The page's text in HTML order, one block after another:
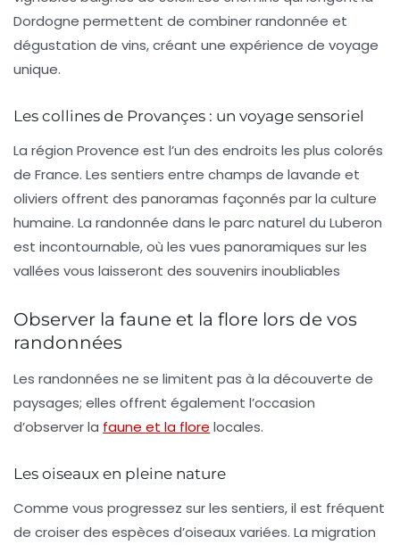
Dordogne permettent de combiner randonnée et
dégustation de vins, créant une expérience de voyage
unique.
Les collines de Provançes : un voyage sensoriel
La région Provence est l’un des endroits les plus colorés
de France. Les sentiers entre champs de lavande et
oliviers offrent des panoramas façonnés par la culture
humaine. La randonnée dans le parc naturel du Luberon
est incontournable, où les vues panoramiques sur les
vallées vous laisseront des souvenirs inoubliables
Observer la faune et la flore lors de vos
randonnées
Les randonnées ne se limitent pas à la découverte de
paysages; elles offrent également l’occasion
d’observer la faune et la flore locales.
Les oiseaux en pleine nature
Comme vous progressez sur les sentiers, il est fréquent
de croiser des espèces d’oiseaux variées. La migration